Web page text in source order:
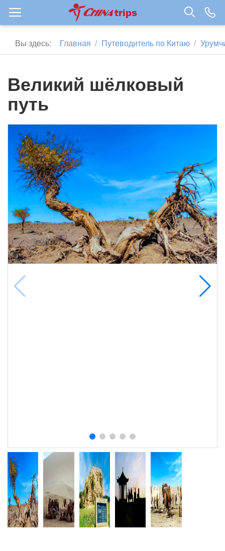
Вы здесь: Главная Путеводитель по Китаю
Великий шёлковый
путь